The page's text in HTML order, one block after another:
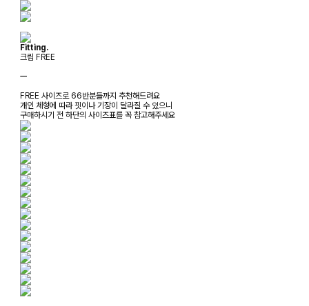
Fitting.
크림 FREE
ㅡ
FREE 사이즈로 66반분들까지 추천해드려요
개인 체형에 따라 핏이나 기장이 달라질 수 있으니
구매하시기 전 하단의 사이즈표를 꼭 참고해주세요